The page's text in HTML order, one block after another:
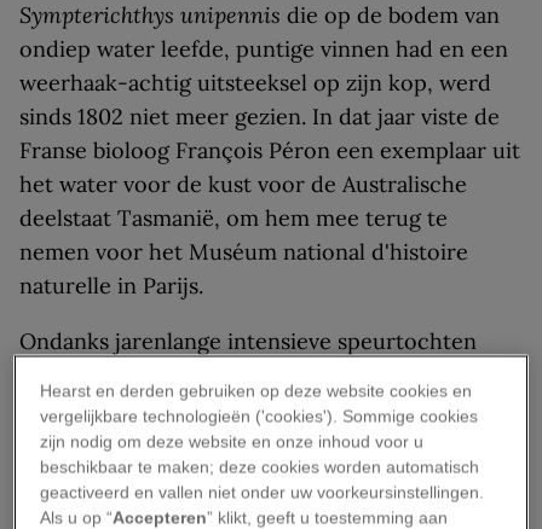
Sympterichthys unipennis die op de bodem van
ondiep water leefde, puntige vinnen had en een
weerhaak-achtig uitsteeksel op zijn kop, werd
sinds 1802 niet meer gezien. In dat jaar viste de
Franse bioloog François Péron een exemplaar uit
het water voor de kust voor de Australische
deelstaat Tasmanië, om hem mee terug te
nemen voor het Muséum national d'histoire
naturelle in Parijs.
Ondanks jarenlange intensieve speurtochten
unipennisaangetroffen. Afgelopen mei besloot
de International Union for the Conservation of
Nature (IUCN), een wereldwijde organisatie van
wetenschappers die de status van soorten
Hearst en derden gebruiken op deze website cookies en
vergelijkbare technologieën ('cookies'). Sommige cookies
zijn nodig om deze website en onze inhoud voor u
beschikbaar te maken; deze cookies worden automatisch
geactiveerd en vallen niet onder uw voorkeursinstellingen.
Als u op “Accepteren” klikt, geeft u toestemming aan